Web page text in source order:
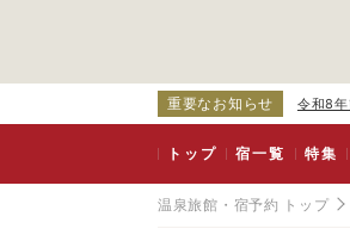
重要なお知らせ 令和8
トップ 宿一覧 特集
温泉旅館・宿予約 トップ